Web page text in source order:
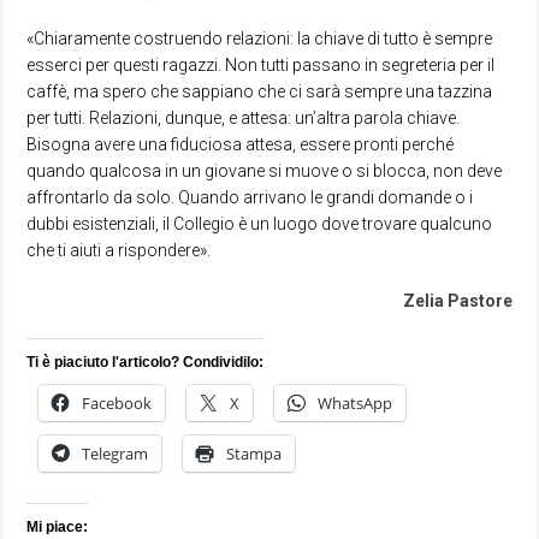
«Chiaramente costruendo relazioni: la chiave di tutto è sempre
esserci per questi ragazzi. Non tutti passano in segreteria per il
caffè, ma spero che sappiano che ci sarà sempre una tazzina
per tutti. Relazioni, dunque, e attesa: un’altra parola chiave.
Bisogna avere una fiduciosa attesa, essere pronti perché
quando qualcosa in un giovane si muove o si blocca, non deve
affrontarlo da solo. Quando arrivano le grandi domande o i
dubbi esistenziali, il Collegio è un luogo dove trovare qualcuno
che ti aiuti a rispondere».
Zelia Pastore
Ti è piaciuto l'articolo? Condividilo:
Facebook X WhatsApp
Telegram Stampa
Mi piace: